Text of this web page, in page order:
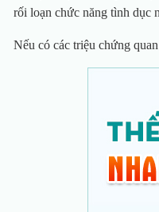
rối loạn chức năng tình dục
Nếu có các triệu chứng
TÚ, BSCKII
Chuyên